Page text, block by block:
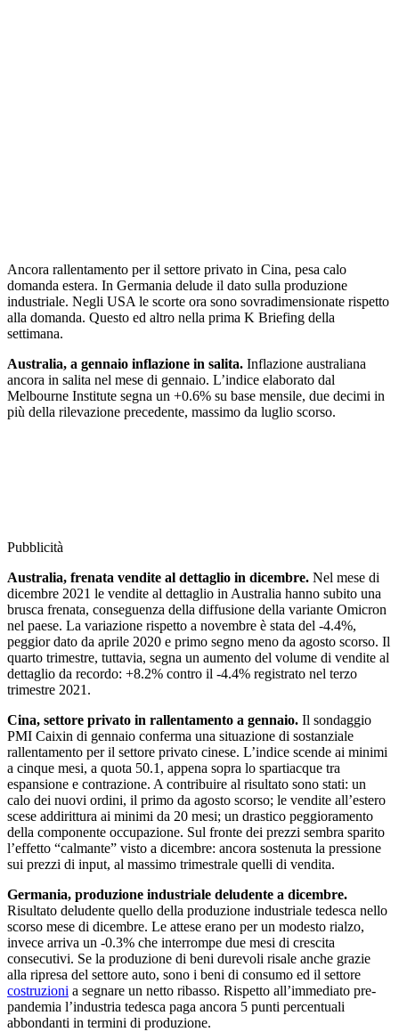
Ancora rallentamento per il settore privato in Cina, pesa calo
domanda estera. In Germania delude il dato sulla produzione
industriale. Negli USA le scorte ora sono sovradimensionate rispetto
alla domanda. Questo ed altro nella prima K Briefing della
settimana.
Australia, a gennaio inflazione in salita. Inflazione australiana
ancora in salita nel mese di gennaio. L’indice elaborato dal
Melbourne Institute segna un +0.6% su base mensile, due decimi in
più della rilevazione precedente, massimo da luglio scorso.
Pubblicità
Australia, frenata vendite al dettaglio in dicembre. Nel mese di
dicembre 2021 le vendite al dettaglio in Australia hanno subito una
brusca frenata, conseguenza della diffusione della variante Omicron
nel paese. La variazione rispetto a novembre è stata del -4.4%,
peggior dato da aprile 2020 e primo segno meno da agosto scorso. Il
quarto trimestre, tuttavia, segna un aumento del volume di vendite al
dettaglio da recordo: +8.2% contro il -4.4% registrato nel terzo
trimestre 2021.
Cina, settore privato in rallentamento a gennaio. Il sondaggio
PMI Caixin di gennaio conferma una situazione di sostanziale
rallentamento per il settore privato cinese. L’indice scende ai minimi
a cinque mesi, a quota 50.1, appena sopra lo spartiacque tra
espansione e contrazione. A contribuire al risultato sono stati: un
calo dei nuovi ordini, il primo da agosto scorso; le vendite all’estero
scese addirittura ai minimi da 20 mesi; un drastico peggioramento
della componente occupazione. Sul fronte dei prezzi sembra sparito
l’effetto “calmante” visto a dicembre: ancora sostenuta la pressione
sui prezzi di input, al massimo trimestrale quelli di vendita.
Germania, produzione industriale deludente a dicembre.
Risultato deludente quello della produzione industriale tedesca nello
scorso mese di dicembre. Le attese erano per un modesto rialzo,
invece arriva un -0.3% che interrompe due mesi di crescita
consecutivi. Se la produzione di beni durevoli risale anche grazie
alla ripresa del settore auto, sono i beni di consumo ed il settore
costruzioni a segnare un netto ribasso. Rispetto all’immediato pre-
pandemia l’industria tedesca paga ancora 5 punti percentuali
abbondanti in termini di produzione.